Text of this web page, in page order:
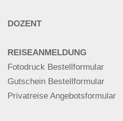
DOZENT
REISEANMELDUNG
Fotodruck Bestellformular
Gutschein Bestellformular
Privatreise Angebotsformular